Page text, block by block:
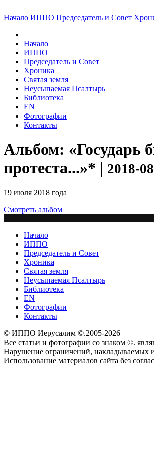
Начало ИППО Председатель и Совет
Начало
ИППО
Председатель и Совет
Хроника
Святая земля
Неусыпаемая Псалтырь
Библиотека
EN
Фотографии
Контакты
Альбом: «Государь
протеста...»* | 2018-
19 июля 2018 года
Смотреть альбом
Начало
ИППО
Председатель и Совет
Хроника
Святая земля
Неусыпаемая Псалтырь
Библиотека
EN
Фотографии
Контакты
© ИППО Иерусалим ©.2005-2026
Все статьи и фотографии со знаком ©.
Нарушение ограничений, накладываемых
Использование материалов сайта без